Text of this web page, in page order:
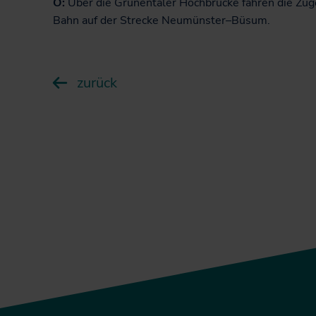
Bahn auf der Strecke Neumünster–Büsum.
zurück